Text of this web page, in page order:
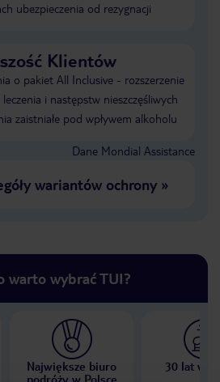
ubezpieczenia od rezygnacji
Klientów
o pakiet All Inclusive - rozszerzenie
i następstw nieszczęśliwych
zaistniałe pod wpływem alkoholu
Dane Mondial Assistance
wariantów ochrony»
warto wybrać TUI?
Największe biuro
podróży w Polsce
30 lat w